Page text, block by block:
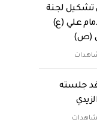
تشكيل لجنة
علي (ع)
(ص)
جلسته